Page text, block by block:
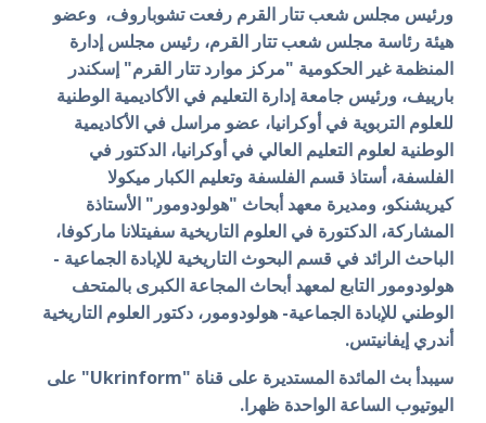
ورئيس مجلس شعب تتار القرم رفعت تشوباروف، وعضو
هيئة رئاسة مجلس شعب تتار القرم، رئيس مجلس إدارة
المنظمة غير الحكومية "مركز موارد تتار القرم" إسكندر
بارييف، ورئيس جامعة إدارة التعليم في الأكاديمية الوطنية
للعلوم التربوية في أوكرانيا، عضو مراسل في الأكاديمية
الوطنية لعلوم التعليم العالي في أوكرانيا، الدكتور في
الفلسفة، أستاذ قسم الفلسفة وتعليم الكبار ميكولا
كيريشنكو، ومديرة معهد أبحاث "هولودومور" الأستاذة
المشاركة، الدكتورة في العلوم التاريخية سفيتلانا ماركوفا،
الباحث الرائد في قسم البحوث التاريخية للإبادة الجماعية -
هولودومور التابع لمعهد أبحاث المجاعة الكبرى بالمتحف
الوطني للإبادة الجماعية- هولودومور، دكتور العلوم التاريخية
أندري إيفانيتس.
سيبدأ بث المائدة المستديرة على قناة "Ukrinform" على
اليوتيوب الساعة الواحدة ظهرا.